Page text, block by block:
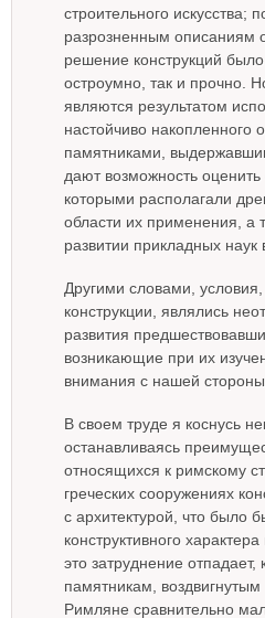
строительного искусства;
разрозненным описаниям
решение конструкций
остроумно, так и прочно.
являются результатом
настойчиво накопленного
памятниками,
дают возможность оценить
которыми располагали
области их применения, а
развитии прикладных наук
Другими словами,
конструкции, являлись
развития
возникающие при их
внимания с нашей стороны.
В своем труде я коснусь
останавливаясь
относящихся к римскому
греческих сооружениях
с архитектурой, что было
конструктивного
это затруднение
памятникам,
Римляне сравнительно